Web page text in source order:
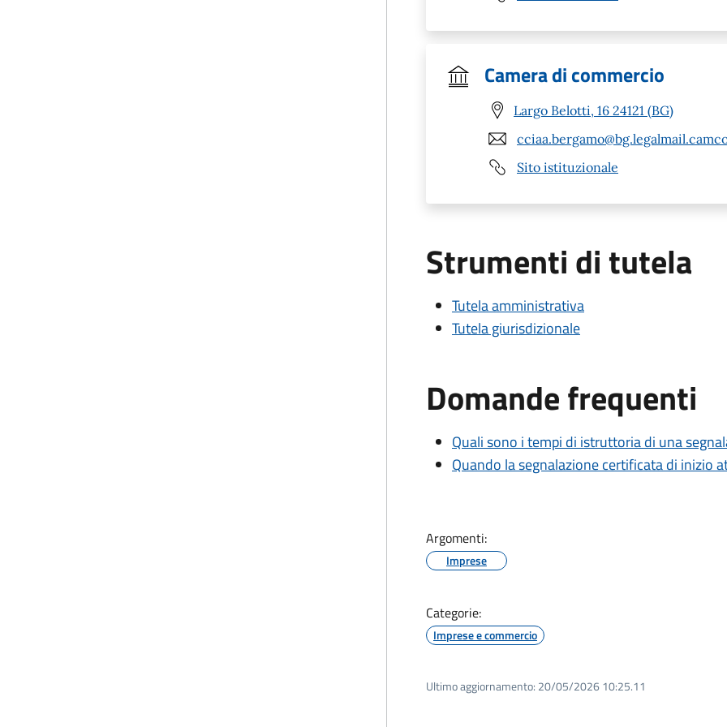
Camera di commercio
Largo Belotti, 16 24121 (BG)
Sito istituzionale
Strumenti di tutela
Tutela amministrativa
Tutela giurisdizionale
Domande frequenti
Quali sono i tempi di istruttoria di una
Quando la segnalazione certificata di inizio
Argomenti:
Imprese
Categorie:
Imprese e commercio
Ultimo aggiornamento: 20/05/2026 10:25.11